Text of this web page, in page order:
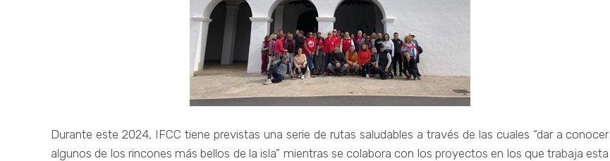
Durante este 2024, IFCC tiene previstas una serie de rutas saludables a través de las cuales “dar a conocer
algunos de los rincones más bellos de la isla” mientras se colabora con los proyectos en los que trabaja esta